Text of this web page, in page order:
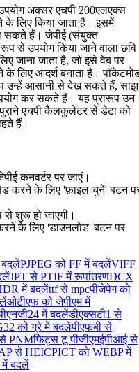
अक्सर एचपी 200एलएक्स
लिए किया जाता है। इसमें
सकते हैं। जेपीई (संयुक्त
से उपयोग किया जाने वाला छवि
जाना जाता है, जो इसे वेब पर
लिए आदर्श बनाता है।
उन्हें आसानी से देख सकते हैं,
कर सकते हैं। यह प्रारूप उन
एचपी कैलकुलेटर से डेटा को
हैं।
कनवर्टर पर जाएं।
करने के लिए 'फ़ाइल चुनें' बटन
से शुरू हो जाएगी।
के लिए 'डाउनलोड' बटन पर
बदलेंPJPEG को FF में बदलेंVIFF
JPT से PTIF में रूपांतरणDCX
में बदलेंttf से mpcपीजेपेग को
ओटीएफ को जेपीएम में
में बदलेंडीएक्सटी1 से
को ग्रे में बदलेंपीएफबी से
PNMफिट्स टू पीजीएमईपीआई से
से HEICPICT को WEBP में
में बदलें